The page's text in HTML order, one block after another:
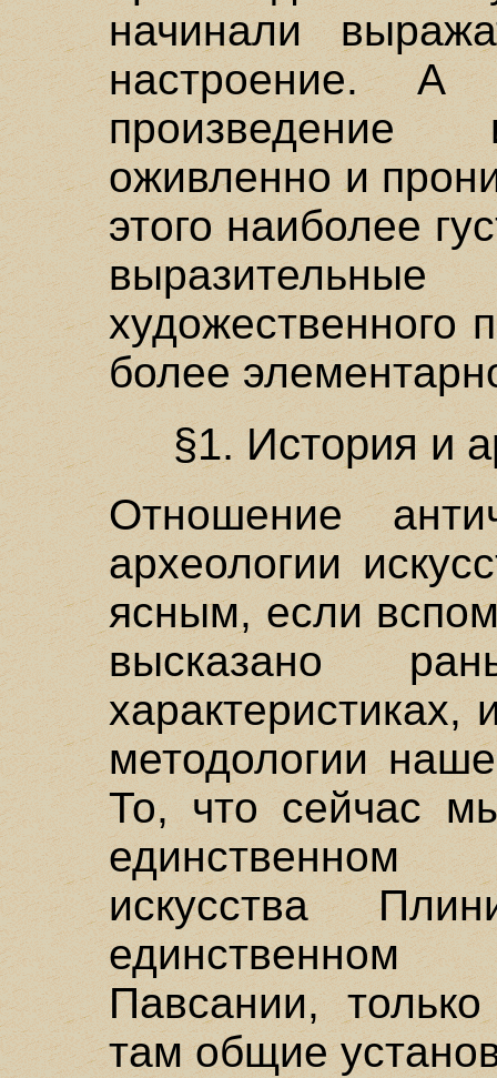
начинали
настроение. А
произведение
оживленно и
этого наиболее
художественного
более
§1. История и
Отношение
археологии
ясным, если
высказано
методологии
То, что сейчас
искусства
единственном
Павсании,
там общие